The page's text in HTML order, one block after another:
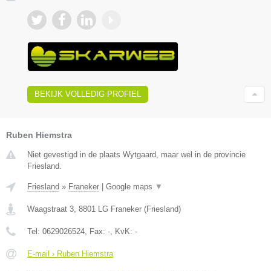
BEKIJK VOLLEDIG PROFIEL
Ruben Hiemstra
Niet gevestigd in de plaats Wytgaard, maar wel in de provincie
Friesland.
Friesland » Franeker Google maps ▼
Waagstraat 3, 8801 LG Franeker (Friesland)
Tel: 0629026524, Fax: -, KvK: -
E-mail › Ruben Hiemstra